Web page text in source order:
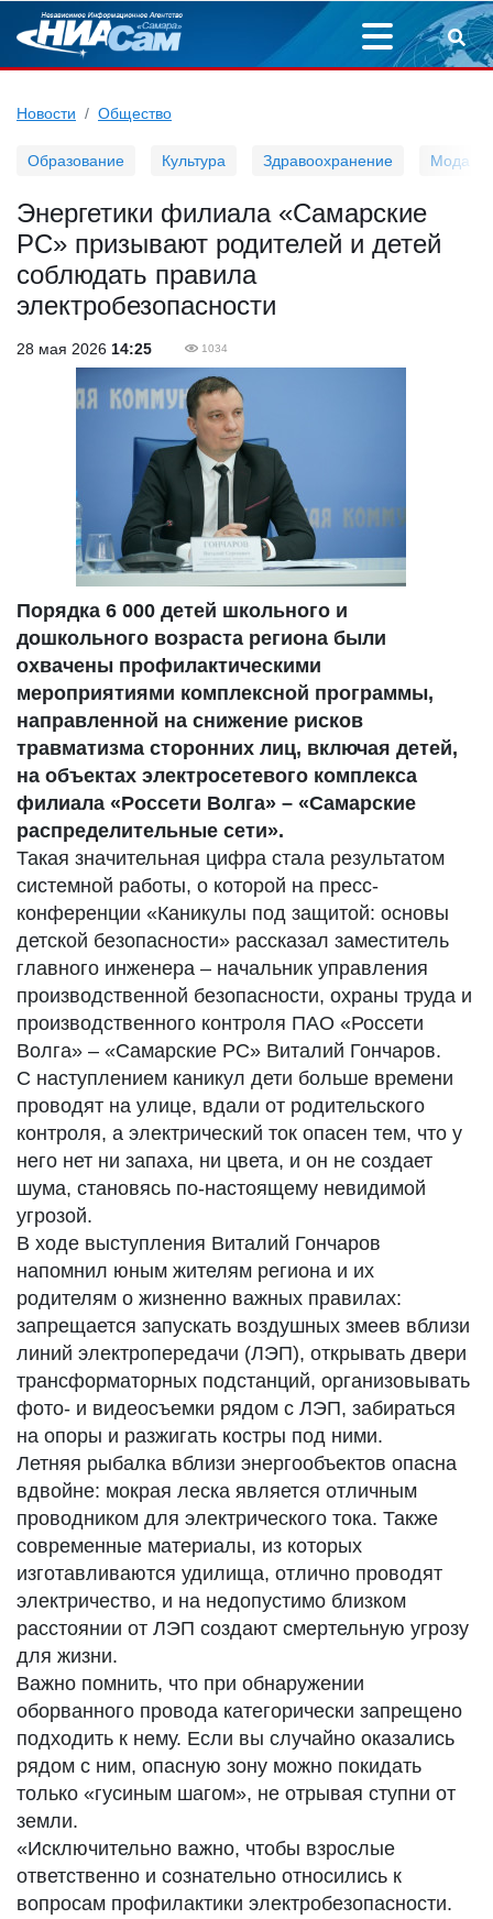
Новости Общество
Образование Культура Здравоохранение Мода
Энергетики филиала «Самарские
РС» призывают родителей и детей
соблюдать правила
электробезопасности
28 мая 2026 14:25 1034
Порядка 6 000 детей школьного и
дошкольного возраста региона были
охвачены профилактическими
мероприятиями комплексной программы,
направленной на снижение рисков
травматизма сторонних лиц, включая детей,
на объектах электросетевого комплекса
филиала «Россети Волга» – «Самарские
распределительные сети».
Такая значительная цифра стала результатом
системной работы, о которой на пресс-
конференции «Каникулы под защитой: основы
детской безопасности» рассказал заместитель
главного инженера – начальник управления
производственной безопасности, охраны труда и
производственного контроля ПАО «Россети
Волга» – «Самарские РС» Виталий Гончаров.
С наступлением каникул дети больше времени
проводят на улице, вдали от родительского
контроля, а электрический ток опасен тем, что у
него нет ни запаха, ни цвета, и он не создает
шума, становясь по-настоящему невидимой
угрозой.
В ходе выступления Виталий Гончаров
напомнил юным жителям региона и их
родителям о жизненно важных правилах:
запрещается запускать воздушных змеев вблизи
линий электропередачи (ЛЭП), открывать двери
трансформаторных подстанций, организовывать
фото- и видеосъемки рядом с ЛЭП, забираться
на опоры и разжигать костры под ними.
Летняя рыбалка вблизи энергообъектов опасна
вдвойне: мокрая леска является отличным
проводником для электрического тока. Также
современные материалы, из которых
изготавливаются удилища, отлично проводят
электричество, и на недопустимо близком
расстоянии от ЛЭП создают смертельную угрозу
для жизни.
Важно помнить, что при обнаружении
оборванного провода категорически запрещено
подходить к нему. Если вы случайно оказались
рядом с ним, опасную зону можно покидать
только «гусиным шагом», не отрывая ступни от
земли.
«Исключительно важно, чтобы взрослые
ответственно и сознательно относились к
вопросам профилактики электробезопасности.